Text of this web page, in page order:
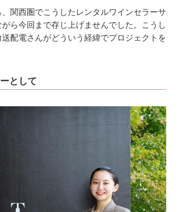
関西圏でこうしたレンタルワインセラーサ
ら今回まで存じ上げませんでした。こうし
配電さんがどういう経緯でプロジェクトを
として